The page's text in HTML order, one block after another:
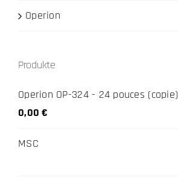
la
produit
Operion
Produkte
Operion OP-324 - 24 pouces (copie)
0,00€
MSC